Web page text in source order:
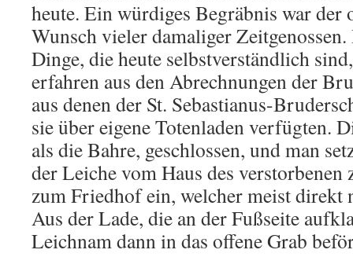
heute. Ein würdiges Begräbnis war der
Wunsch vieler damaliger
Dinge, die heute selbstverständlich
erfahren aus den Abrechnungen der
aus denen der St. Sebastianus-
sie über eigene Totenladen verfügten.
als die Bahre, geschlossen, und man
der Leiche vom Haus des
zum Friedhof ein, welcher meist direkt
Aus der Lade, die an der Fußseite
Leichnam dann in das offene Grab